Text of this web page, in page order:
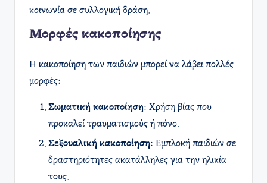
κοινωνία σε συλλογική δράση.
Μορφές κακοποίησης
Η κακοποίηση των παιδιών μπορεί να λάβει πολλές
μορφές:
Σωματική κακοποίηση: Χρήση βίας που
προκαλεί τραυματισμούς ή πόνο.
Σεξουαλική κακοποίηση: Εμπλοκή παιδιών σε
δραστηριότητες ακατάλληλες για την ηλικία
τους.